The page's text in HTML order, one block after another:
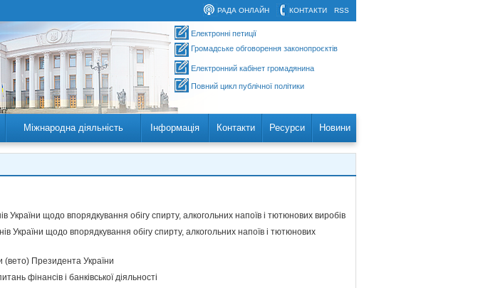
RSS
КОНТАКТИ
РАДА ОНЛАЙН
Електронні петиції
Громадське обговорення законопроєктів
Електронний кабінет громадянина
Повний цикл публічної політики
Міжнародна діяльність Інформація Контакти Ресурси Новини
України щодо впорядкування обігу спирту, алкогольних напоїв і тютюнових виробів
України щодо впорядкування обігу спирту, алкогольних напоїв і тютюнових
(вето) Президента України
фінансів і банківської діяльності